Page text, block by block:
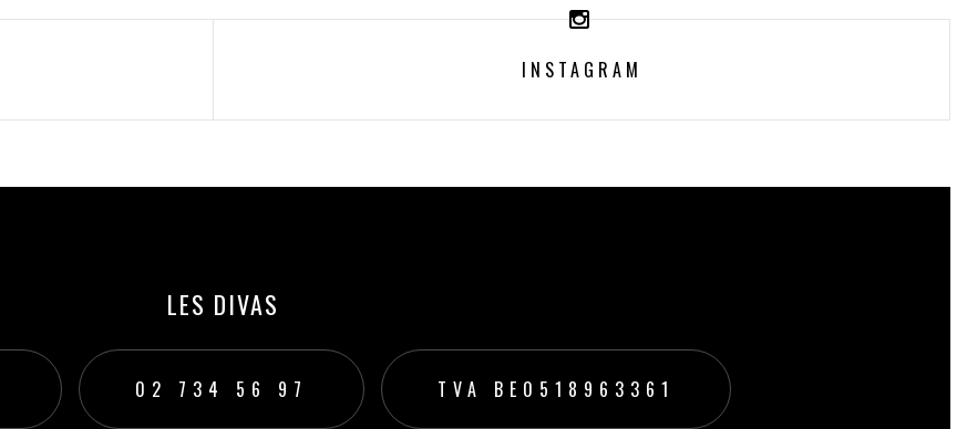
INSTAGRAM
LES DIVAS
02 734 56 97 TVA BE0518963361